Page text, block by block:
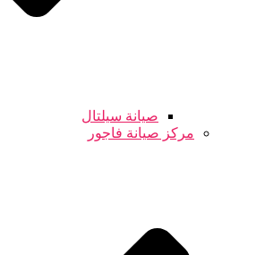
صيانة سيلتال
مركز صيانة فاجور